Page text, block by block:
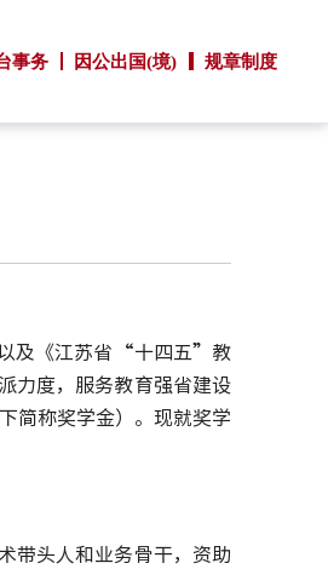
事务 因公出国(境) 规章制度
以及《江苏省“十四五”教
力度，服务教育强省建设
简称奖学金）。现就奖学
带头人和业务骨干，资助